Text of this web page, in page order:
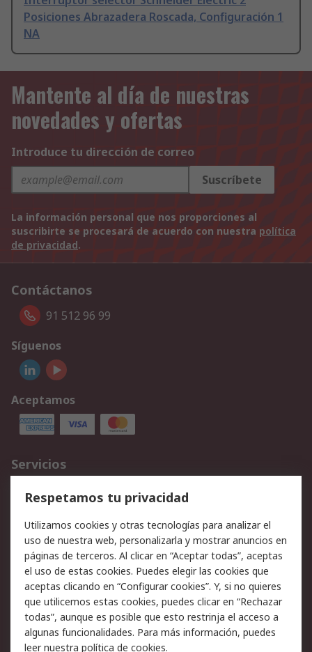
Posiciones Abrazadera Roscada, Configuración 1
NA
Mantente al día de nuestras
novedades y ofertas
Introduce tu dirección de correo
Suscríbete
La información personal que nos proporciones al
suscribirte se procesará de acuerdo con nuestra política
de privacidad.
Contáctanos
91 512 96 99
Síguenos
Aceptamos
Servicios
Cómo realizar pedidos
Devoluciones
Facturación y pago
Ofertas
Soporte técnico
Legal
Aviso legal
Política de privacidad -
Actualizada
Política sobre cookies
Seguridad de emails
Certificaciones de
Condiciones de venta
Respetamos tu privacidad
Utilizamos cookies y otras tecnologías para analizar el
uso de nuestra web, personalizarla y mostrar anuncios en
páginas de terceros. Al clicar en “Aceptar todas”, aceptas
el uso de estas cookies. Puedes elegir las cookies que
aceptas clicando en “Configurar cookies”. Y, si no quieres
que utilicemos estas cookies, puedes clicar en “Rechazar
todas”, aunque es posible que esto restrinja el acceso a
algunas funcionalidades. Para más información, puedes
leer nuestra política de cookies.